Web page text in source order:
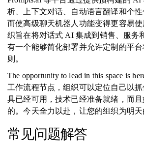
析、上下文对话、自动语言翻译和个
而使高级聊天机器人功能变得更容易使
织旨在将对话式 AI 集成到销售、服务
有一个能够简化部署并允许定制的平
则。
The opportunity to lead in this space is
工作流程节点，组织可以定位自己以
具已经可用，技术已经准备就绪，而
的。今天全力以赴，让您的组织为明天
常见问题解答